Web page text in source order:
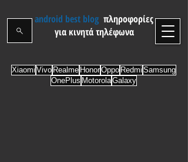
android best blog πληροφορίες
για κινητά τηλέφωνα
Xiaomi Vivo Realme HonorOppo Redmi Samsung
OnePlus MotorolaGalaxy